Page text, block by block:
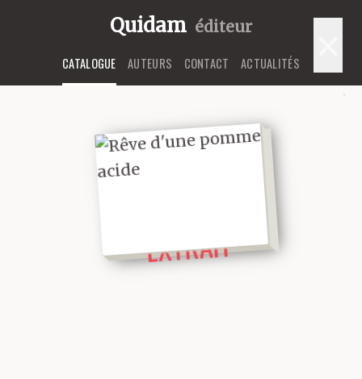
Quidam éditeur
CATALOGUE AUTEURS CONTACT ACTUALITÉS
EXTRAIT